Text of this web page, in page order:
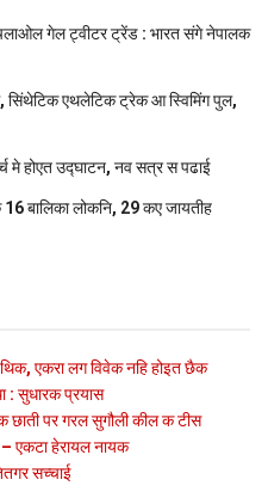
चलाओल गेल ट्वीटर ट्रेंड : भारत संगे नेपालक
सिंथेटिक एथलेटिक ट्रेक आ स्विमिंग पुल,
मे होएत उद्घाटन, नव सत्र स पढाई
बालिका लोकनि, 29 कए जायतीह
एकरा लग विवेक नहि होइत छैक
: सुधारक प्रयास
छाती पर गरल सुगौली कील क टीस
– एकटा हेरायल नायक
सच्‍चाई